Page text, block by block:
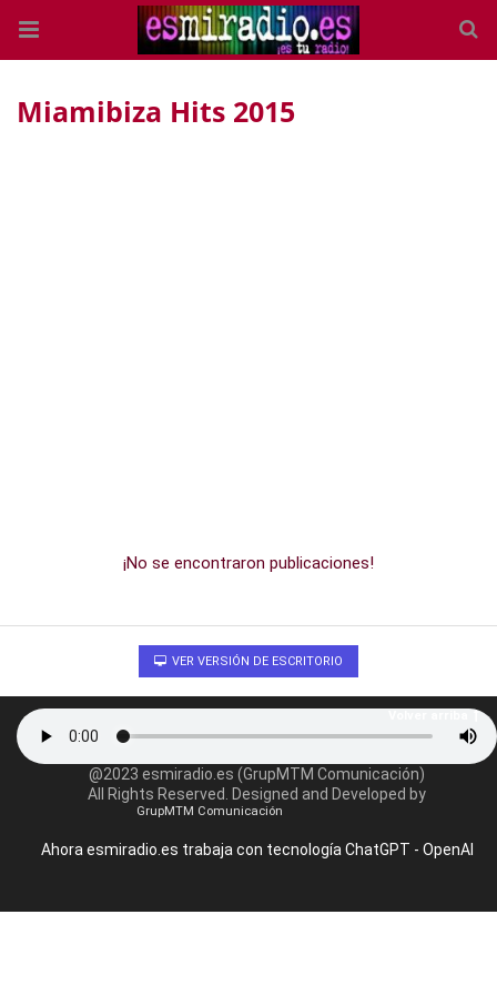
Miamibiza Hits 2015
¡No se encontraron publicaciones!
VER VERSIÓN DE ESCRITORIO
@2023 esmiradio.es (GrupMTM Comunicación)
All Rights Reserved. Designed and Developed by
GrupMTM Comunicación
Ahora esmiradio.es trabaja con tecnología ChatGPT - OpenAI